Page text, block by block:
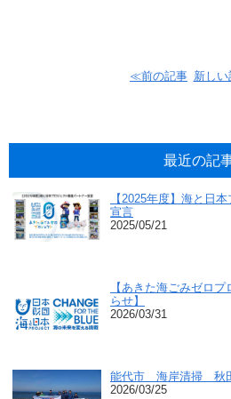
≪前の記事 新し
最近の記
【2025年度】海と日
宣言
2025/05/21
【あきた海ごみゼロ
らせ】
2026/03/31
能代市 海岸清掃 秋
2026/03/25